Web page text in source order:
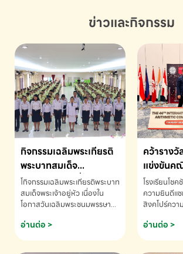
ข่าวและกิจกรรม
กิจกรรมเฉลิมพระเกียรติ
พระบาทสมเด็จ
พระเจ้าอยู่หัว เนื่องใน
โอกาสวันเฉลิม
พระชนมพรรษา
โกิจกรรมเฉลิมพระเกียรติพระบาท
สมเด็จพระเจ้าอยู่หัว เนื่องใน
โอกาสวันเฉลิมพระชนมพรรษา
ข้อมูลเพิ่มเติม โทร. 075-691910
อ่านต่อ >
คว้ารางวั
แข่งขันค
คณิตคิดเ
ครั้งที่ 46
ณ ประเท
โรงเรียนโช
ความยินดีแ
สิงคโปร์ควา
ด.ช.พัทธนัน
อนุบาล EP
อ่านต่อ >